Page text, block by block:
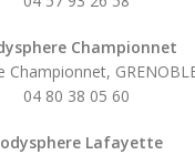
Championnet
Championnet,
04 80 38 05 60
Lafayette